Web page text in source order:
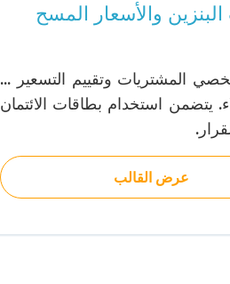
والأسعار المسح
المشتريات وتقييم التسعير ...
يتضمن استخدام بطاقات الائتمان
عرض القالب